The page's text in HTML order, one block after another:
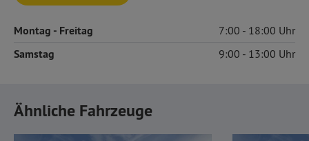
Montag - Freitag 7:00 18:00
Samstag 9:00 13:00
Ähnliche Fahrzeuge